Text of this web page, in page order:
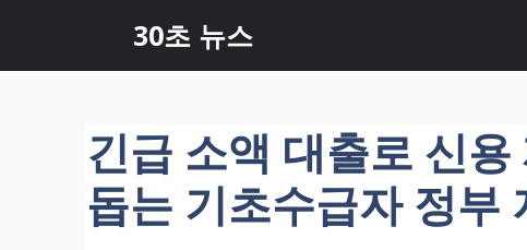
츠
30초 뉴스
긴급 소액 대출로 신
돕는 기초수급자 정부